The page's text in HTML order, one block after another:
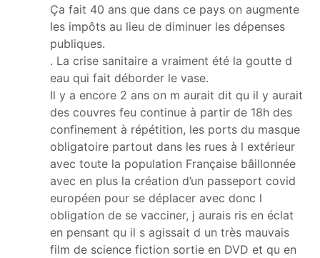
Ça fait 40 ans que dans ce pays on augmente
les impôts au lieu de diminuer les dépenses
publiques.
. La crise sanitaire a vraiment été la goutte d
eau qui fait déborder le vase.
Il y a encore 2 ans on m aurait dit qu il y aurait
des couvres feu continue à partir de 18h des
confinement à répétition, les ports du masque
obligatoire partout dans les rues à l extérieur
avec toute la population Française bâillonnée
avec en plus la création d’un passeport covid
européen pour se déplacer avec donc l
obligation de se vacciner, j aurais ris en éclat
en pensant qu il s agissait d un très mauvais
film de science fiction sortie en DVD et qu en